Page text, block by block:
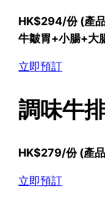
HK$294/份 (產
牛皺胃+小腸+大
立即預訂
調味牛
HK$279/份 (產
立即預訂